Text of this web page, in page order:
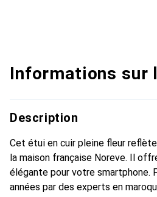
Informations sur
Description
Cet étui en cuir pleine fleur
la maison française Noreve. Il
élégante pour votre smartphone.
années par des experts en